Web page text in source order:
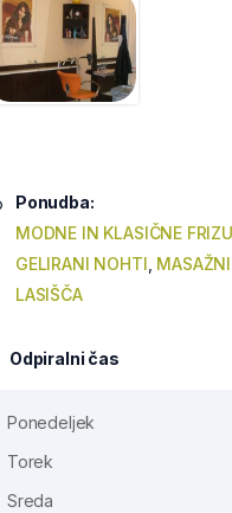
Ponudba:
MODNE IN KLASIČNE
GELIRANI NOHTI
LASIŠČA
Odpiralni čas
Ponedeljek
Torek
Sreda